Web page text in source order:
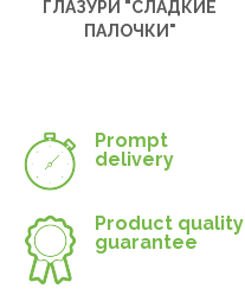
ГЛАЗУРИ "СЛАДКИЕ
ПАЛОЧКИ"
Prompt
delivery
Product quality
guarantee